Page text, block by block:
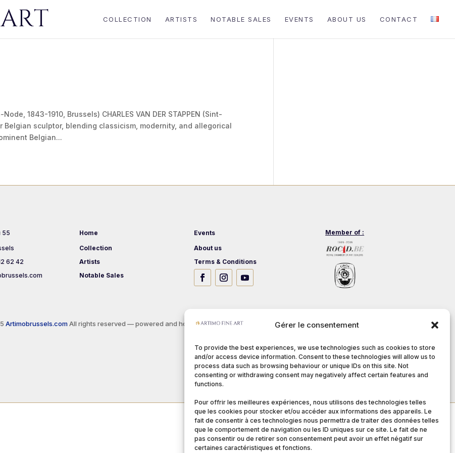
Gérer le consentement
To provide the best experiences, we use technologies such as cookies to store
and/or access device information. Consent to these technologies will allow us to
process data such as browsing behaviour or unique IDs on this site. Not
consenting or withdrawing consent may negatively affect certain features and
functions.
Pour offrir les meilleures expériences, nous utilisons des technologies telles
que les cookies pour stocker et/ou accéder aux informations des appareils. Le
fait de consentir à ces technologies nous permettra de traiter des données telles
que le comportement de navigation ou les ID uniques sur ce site. Le fait de ne
pas consentir ou de retirer son consentement peut avoir un effet négatif sur
certaines caractéristiques et fonctions.
COLLECTION ARTISTS NOTABLE SALES EVENTS ABOUT US CONTACT
1843-1910, Brussels) CHARLES VAN DER STAPPEN (Sint-
Belgian sculptor, blending classicism, modernity, and allegorical
Belgian...
55
62 42
Home
Collection
Artists
Notable Sales
Events
About us
Terms & Conditions
Member of :
Artimobrussels.comAll rights reserved — powered and hosted byjarvistech.be